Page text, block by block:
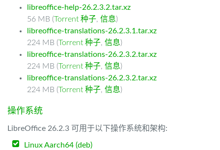
libreoffice-help-26.2.3.2.tar.xz
56 MB (Torrent 种子, 信息)
libreoffice-translations-26.2.3.1.tar.xz
224 MB (Torrent 种子, 信息)
libreoffice-translations-26.2.3.2.tar.xz
224 MB (Torrent 种子, 信息)
libreoffice-translations-26.2.3.2.tar.xz
224 MB (Torrent 种子, 信息)
操作系统
LibreOffice 26.2.3 可用于以下操作系统和架构:
Linux Aarch64 (deb)